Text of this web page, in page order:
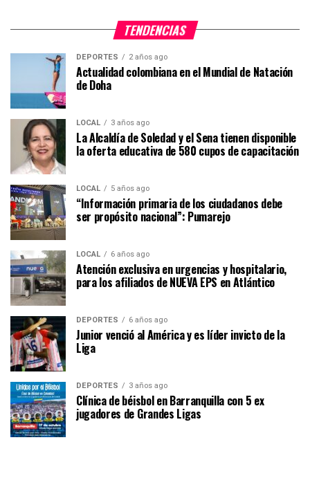
TENDENCIAS
DEPORTES 2 años ago
Actualidad colombiana en el Mundial de Natación
de Doha
LOCAL 3 años ago
La Alcaldía de Soledad y el Sena tienen disponible
la oferta educativa de 580 cupos de capacitación
LOCAL 5 años ago
“Información primaria de los ciudadanos debe
ser propósito nacional”: Pumarejo
LOCAL 6 años ago
Atención exclusiva en urgencias y hospitalario,
para los afiliados de NUEVA EPS en Atlántico
DEPORTES 6 años ago
Junior venció al América y es líder invicto de la
Liga
DEPORTES 3 años ago
Clínica de béisbol en Barranquilla con 5 ex
jugadores de Grandes Ligas